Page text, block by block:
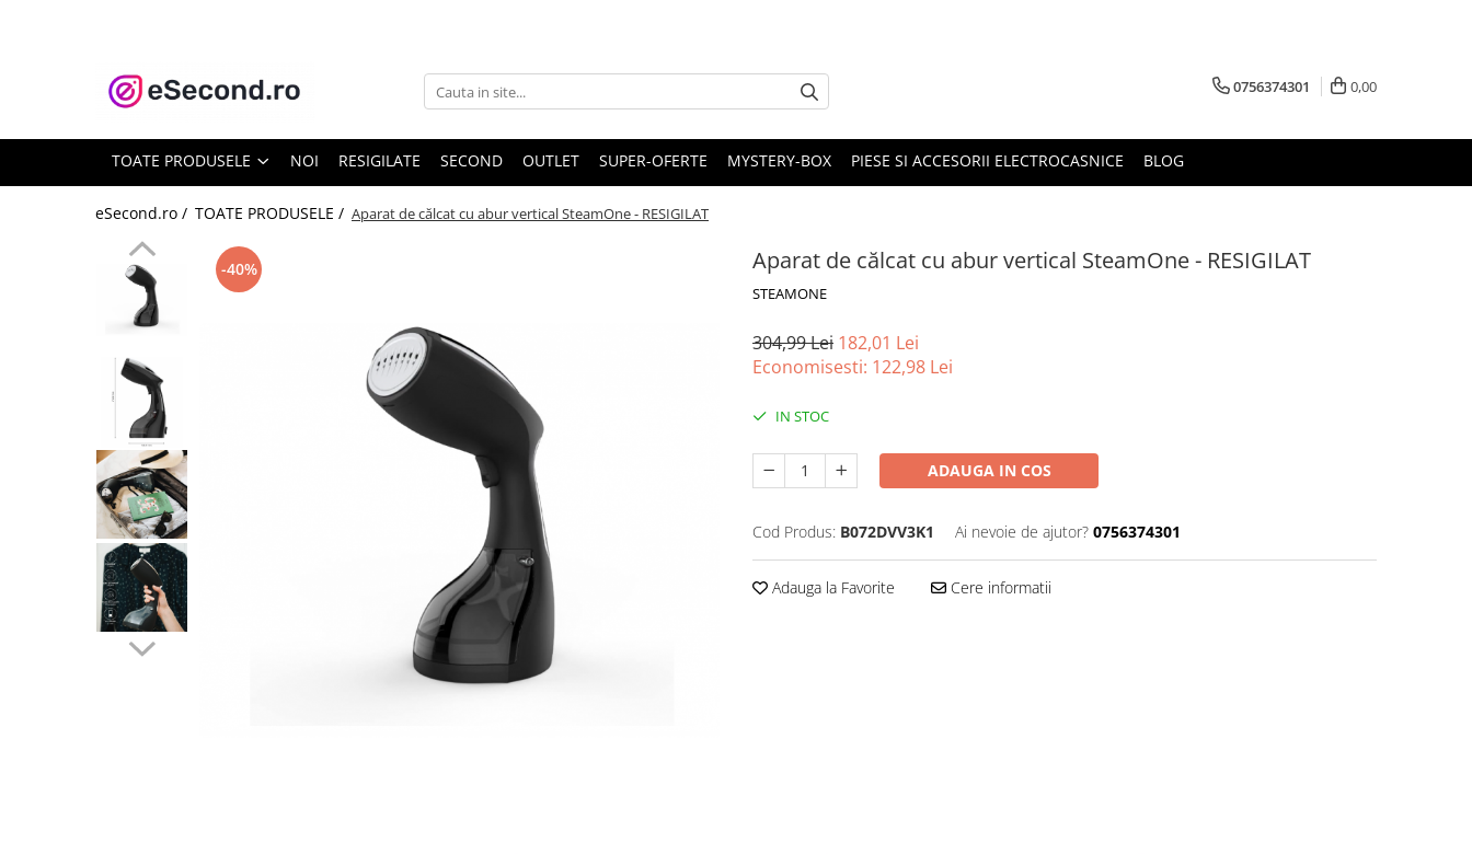
TOATE PRODUSELE
Accesorii Auto
Covorase auto
Echipamente pentru Atelier
Electronice Auto
Intretinere & Cosmetica auto
Trotinete electrice
Casa, Gradina & Bricolaj
Bucatarie & Servire
Curatenie si intretinere
Hobby-uri creative
Iluminat & Electrice
0756374301 0,00
TOATE PRODUSELE NOI RESIGILATE SECOND OUTLET SUPER-OFERTE MYSTERY-BOX PIESE SI ACCESORII ELECTROCASNICE BLOG
eSecond.ro / TOATE PRODUSELE / Aparat de călcat cu abur vertical SteamOne - RESIGILAT
Aparat de călcat cu abur vertical SteamOne - RESIGILAT
STEAMONE
-40%
304,99 Lei 182,01 Lei
Economisesti: 122,98 Lei
IN STOC
ADAUGA IN COS
Cod Produs: B072DVV3K1 Ai nevoie de ajutor? 0756374301
Adauga la Favorite Cere informatii